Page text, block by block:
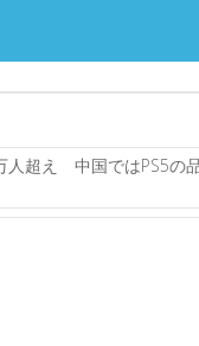
人超え 中国ではPS5の